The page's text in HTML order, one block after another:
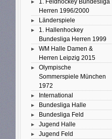
Herren 1996/2000
Länderspiele
1. Hallenhockey
Bundesliga Herren 1999
WM Halle Damen &
Herren Leipzig 2015
Olympische
Sommerspiele München
1972
International
Bundesliga Halle
Bundesliga Feld
Jugend Halle
Jugend Feld